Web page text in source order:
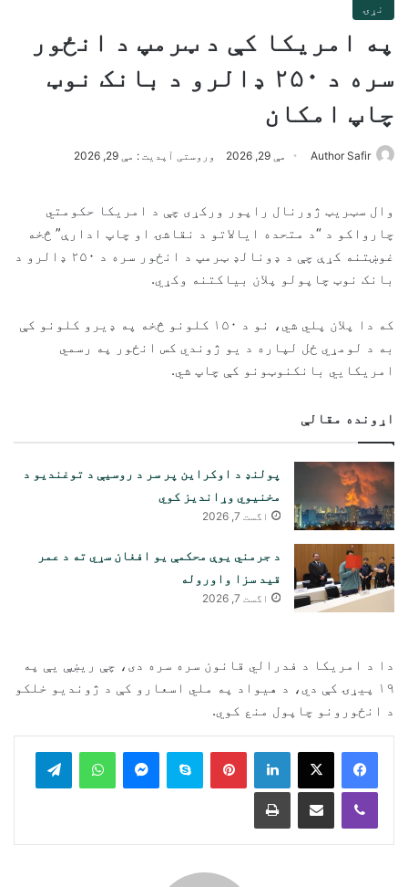
نړۍ
په امریکا کې د ټرمپ د انځور
سره د ۲۵۰ ډالرو د بانک نوټ
چاپ امکان
Author Safir مې 29, 2026 وروستی آپدیت : مې 29, 2026
وال سټریټ ژورنال راپور ورکړی چې د امریکا حکومتي
چارواکو د “د متحده ایالاتو د نقاشۍ او چاپ ادارې” څخه
غوښتنه کړې چې د ډونالډ ټرمپ د انځور سره د ۲۵۰ ډالرو د
بانک نوټ چاپولو پلان بیاکتنه وکړي.
که دا پلان پلي شي، نو د ۱۵۰ کلونو څخه په ډیرو کلونو کې
به د لومړي ځل لپاره د یو ژوندي کس انځور په رسمي
امریکایي بانکنوټونو کې چاپ شي.
اړونده مقالې
پولنډ د اوکراین پر سر د روسیې د توغندیو د
مخنیوي وړاندیز کوي
اگست 7, 2026
د جرمني یوې محکمې یو افغان سړي ته د عمر
قید سزا واوروله
اگست 7, 2026
دا د امریکا د فدرالي قانون سره سره دی، چې ریښې یې په
۱۹ پیړۍ کې دي، د هیواد په ملي اسعارو کې د ژوندیو خلکو
د انځورونو چاپول منع کوي.
LinkedIn
Pinterest
Skype
Messenger
WhatsApp
Viber
Share via Email
Print